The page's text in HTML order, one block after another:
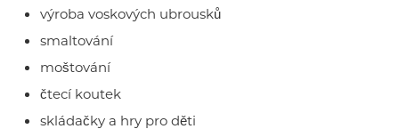
výroba voskových ubrousků
smaltování
moštování
čtecí koutek
skládačky a hry pro děti